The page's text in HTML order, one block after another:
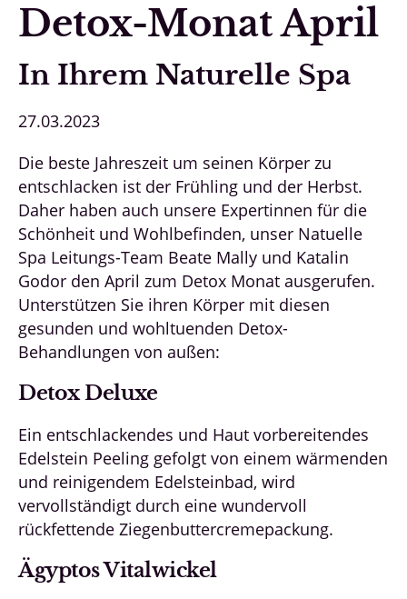
Detox-Monat April
In Ihrem Naturelle Spa
27.03.2023
Die beste Jahreszeit um seinen Körper zu
entschlacken ist der Frühling und der Herbst.
Daher haben auch unsere Expertinnen für die
Schönheit und Wohlbefinden, unser Natuelle
Spa Leitungs-Team Beate Mally und Katalin
Godor den April zum Detox Monat ausgerufen.
Unterstützen Sie ihren Körper mit diesen
gesunden und wohltuenden Detox-
Behandlungen von außen:
Detox Deluxe
Ein entschlackendes und Haut vorbereitendes
Edelstein Peeling gefolgt von einem wärmenden
und reinigendem Edelsteinbad, wird
vervollständigt durch eine wundervoll
rückfettende Ziegenbuttercremepackung.
Ägyptos Vitalwickel